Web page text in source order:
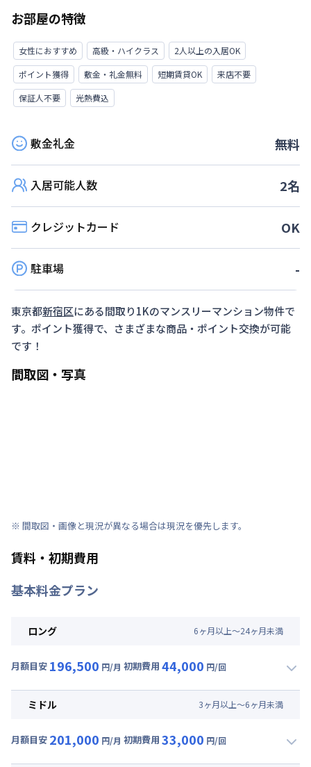
お部屋の特徴
女性におすすめ 高級・ハイクラス
2人以上の入居OK
ポイント獲得
敷金・礼金無料 短期賃貸OK
来店不要
保証人不要
光熱費込
敷金礼金 無料
入居可能人数 2名
クレジットカード OK
駐車場 -
東京都新宿区にある間取り1Kのマンスリーマンション物件で
す。ポイント獲得で、さまざまな商品・ポイント交換が可能
です！
間取図・写真
※ 間取図・画像と現況が異なる場合は現況を優先します。
賃料・初期費用
基本料金プラン
ロング 6ヶ月以上～24ヶ月未満
月額目安 196,500 円/月 初期費用 44,000 円/回
月額賃料目安(30日利用)
光熱費他 : 0円/月 (0円/日) ※賃料に含める
ミドル 3ヶ月以上～6ヶ月未満
月額目安 201,000 円/月 初期費用 33,000 円/回